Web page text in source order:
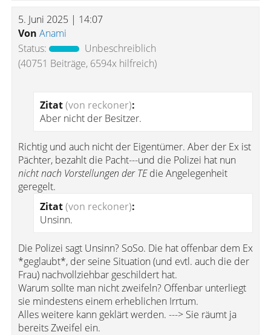
5. Juni 2025 | 14:07
Von Anami
Status:
Unbeschreiblich
(40751 Beiträge, 6594x hilfreich)
Zitat(von reckoner):
Aber nicht der Besitzer.
Richtig und auch nicht der Eigentümer. Aber der Ex ist
Pächter, bezahlt die Pacht---und die Polizei hat nun
nicht nach Vorstellungen der TEdie Angelegenheit
geregelt.
Zitat(von reckoner):
Unsinn.
Die Polizei sagt Unsinn? SoSo. Die hat offenbar dem Ex
*geglaubt*, der seine Situation (und evtl. auch die der
Frau) nachvollziehbar geschildert hat.
Warum sollte man nicht zweifeln? Offenbar unterliegt
sie mindestens einem erheblichen Irrtum.
Alles weitere kann geklärt werden. ---> Sie räumt ja
bereits Zweifel ein.